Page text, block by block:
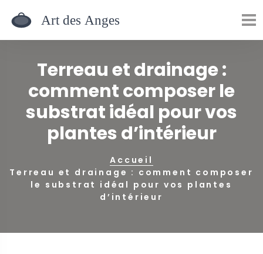
Terreau et drainage :
comment composer le
substrat idéal pour vos
plantes d’intérieur
Accueil
Terreau et drainage : comment composer
le substrat idéal pour vos plantes
d’intérieur